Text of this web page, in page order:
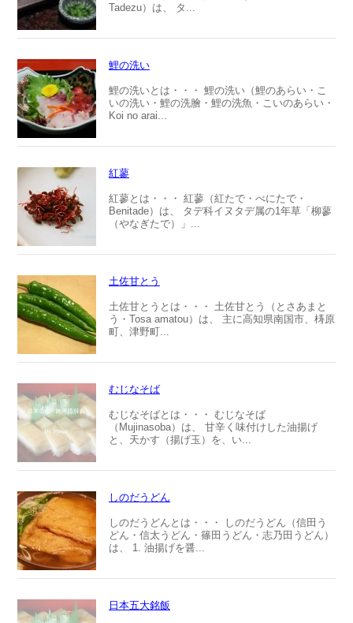
Tadezu）は、 タ...
鯉の洗い
鯉の洗いとは・・・ 鯉の洗い（鯉のあらい・こ
いの洗い・鯉の洗膾・鯉の洗魚・こいのあらい・
Koi no arai...
紅蓼
紅蓼とは・・・ 紅蓼（紅たで・べにたで・
Benitade）は、 タデ科イヌタデ属の1年草「柳蓼
（やなぎたで）」...
土佐甘とう
土佐甘とうとは・・・ 土佐甘とう（とさあまと
う・Tosa amatou）は、 主に高知県南国市、梼原
町、津野町...
むじなそば
むじなそばとは・・・ むじなそば
（Mujinasoba）は、 甘辛く味付けした油揚げ
と、天かす（揚げ玉）を、い...
しのだうどん
しのだうどんとは・・・ しのだうどん（信田う
どん・信太うどん・篠田うどん・志乃田うどん）
は、 1. 油揚げを醤...
日本五大銘飯